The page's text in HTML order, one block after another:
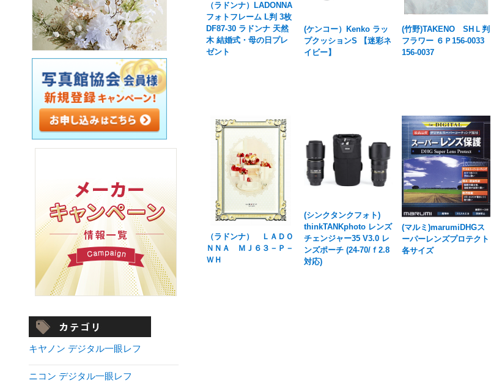
（ラドンナ）LADONNA
フォトフレーム L判 3枚
DF87-30 ラドンナ 天然
木 結婚式・母の日プレ
ゼント
(ケンコー）Kenko ラッ
プクッションS 【迷彩ネ
イビー】
(竹野)TAKENO SHＬ判
フラワー ６Ｐ156-0033
156-0037
（ラドンナ） ＬＡＤＯ
ＮＮＡ ＭＪ６３－Ｐ－
ＷＨ
(シンクタンクフォト)
thinkTANKphoto レンズ
チェンジャー35 V3.0 レ
ンズポーチ (24-70/ｆ2.8
対応)
(マルミ)marumiDHGス
ーパーレンズプロテクト
各サイズ
キヤノン デジタル一眼レフ
ニコン デジタル一眼レフ